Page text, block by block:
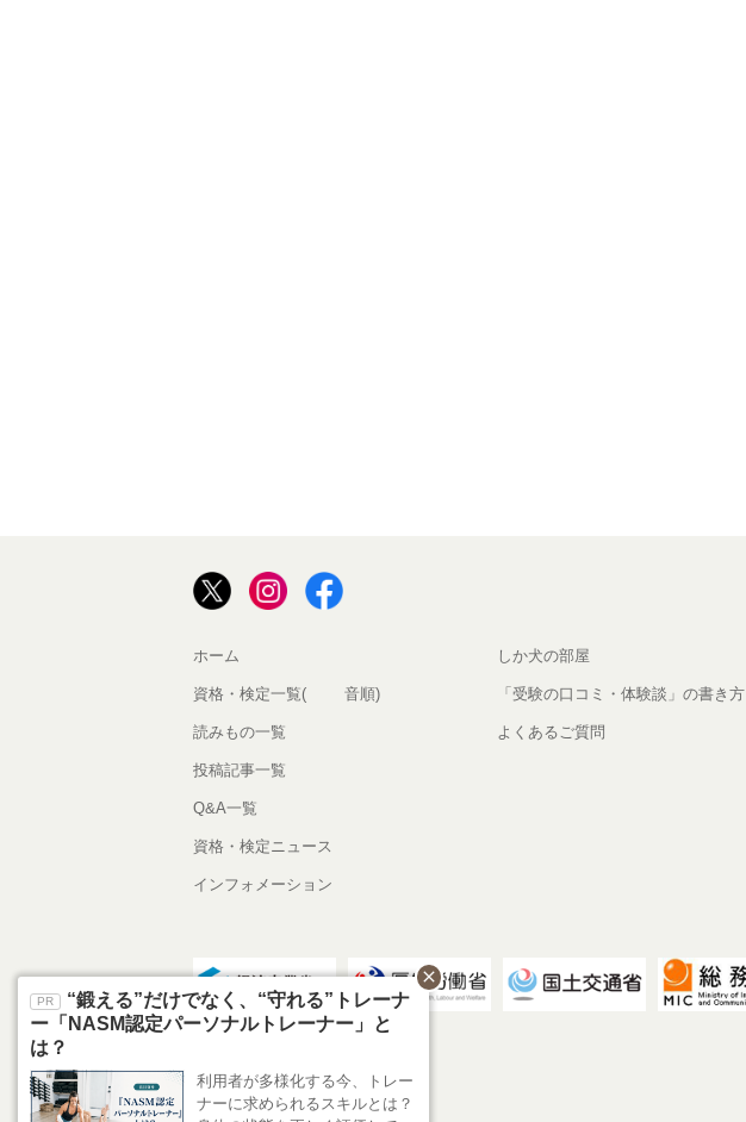
ホーム
資格・検定一覧(50音順)
読みもの一覧
投稿記事一覧
Q&A一覧
資格・検定ニュース
インフォメーション
しか犬の部屋
「受験の口コミ・体験談」の書き方
よくあるご質問
“鍛える”だけでなく、“守れる”トレーナ
ー「NASM認定パーソナルトレーナー」と
は？
利用者が多様化する今、トレー
ナーに求められるスキルとは？
close